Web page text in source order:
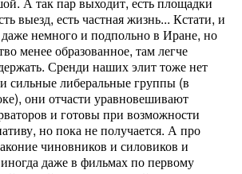
выезд, есть частная жизнь... Кстати, и
даже немного и подпольно в Иране, но
менее образованное, там легче
Сренди наших элит тоже нет
сильные либеральные группы (в
они отчасти уравновешивают
и готовы при возможности
но пока не получается. А про
чиновников и силовиков и
даже в фильмах по первому